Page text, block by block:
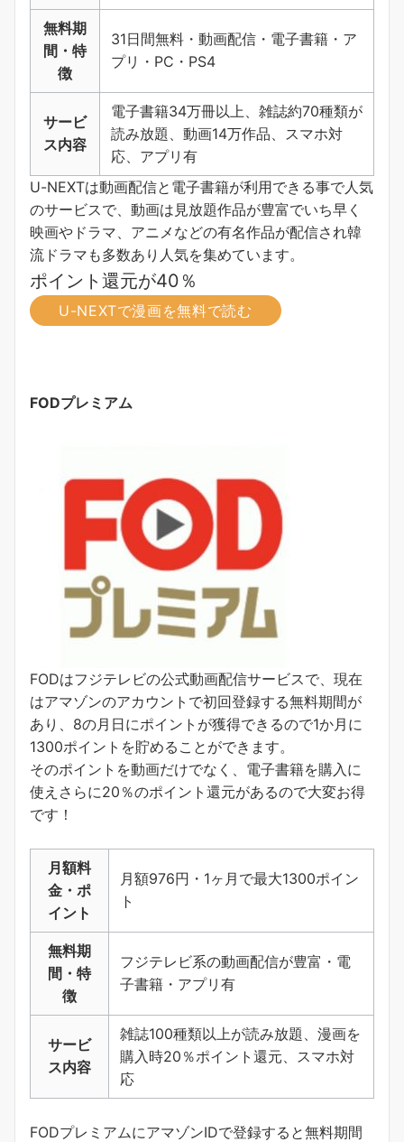
無料期
間・特
徴
31日間無料・動画配信・電子書籍・ア
プリ・PC・PS4
サービ
ス内容
電子書籍34万冊以上、雑誌約70種類が
読み放題、動画14万作品、スマホ対
応、アプリ有
U-NEXTは動画配信と電子書籍が利用できる事で人気
のサービスで、動画は見放題作品が豊富でいち早く
映画やドラマ、アニメなどの有名作品が配信され韓
流ドラマも多数あり人気を集めています。
ポイント還元が40％
U-NEXTで漫画を無料で読む
FODプレミアム
FODはフジテレビの公式動画配信サービスで、現在
はアマゾンのアカウントで初回登録する無料期間が
あり、8の月日にポイントが獲得できるので1か月に
1300ポイントを貯めることができます。
そのポイントを動画だけでなく、電子書籍を購入に
使えさらに20％のポイント還元があるので大変お得
です！
月額料
金・ポ
イント
月額976円・1ヶ月で最大1300ポイン
ト
無料期
間・特
徴
フジテレビ系の動画配信が豊富・電
子書籍・アプリ有
サービ
ス内容
雑誌100種類以上が読み放題、漫画を
購入時20％ポイント還元、スマホ対
応
FODプレミアムにアマゾンIDで登録すると無料期間